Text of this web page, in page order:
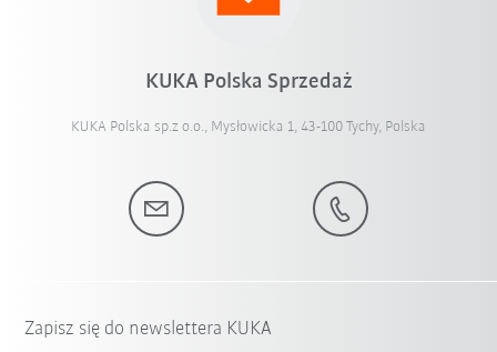
KUKA Polska Sprzedaż
KUKA Polska sp.z o.o., Mysłowicka 1, 43-100 Tychy, Polska
Zapisz się do newslettera KUKA